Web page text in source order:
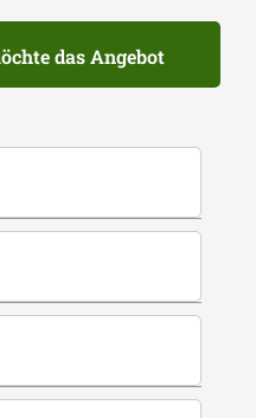
das Angebot